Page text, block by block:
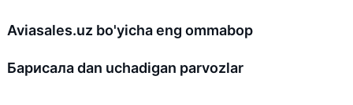
Aviasales.uz bo'yicha eng ommabop
Барисала dan uchadigan parvozlar